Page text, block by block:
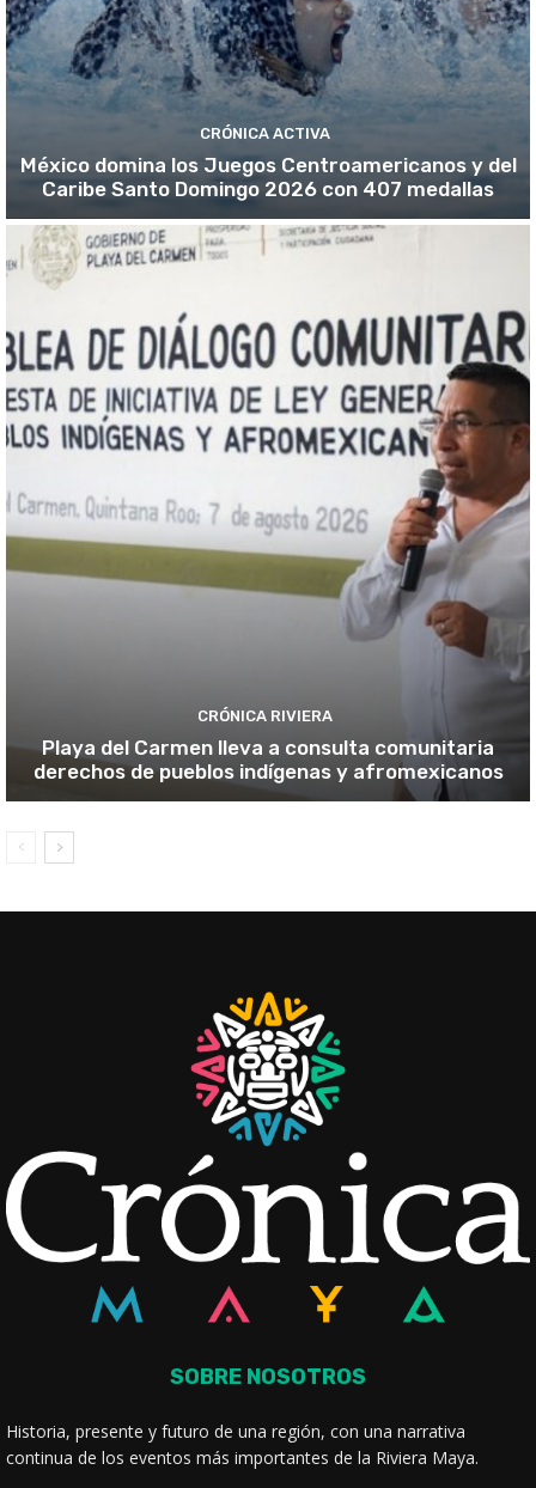
CRÓNICA ACTIVA
México domina los Juegos Centroamericanos y del
Caribe Santo Domingo 2026 con 407 medallas
CRÓNICA RIVIERA
Playa del Carmen lleva a consulta comunitaria
derechos de pueblos indígenas y afromexicanos
SOBRE NOSOTROS
Historia, presente y futuro de una región, con una narrativa
continua de los eventos más importantes de la Riviera Maya.